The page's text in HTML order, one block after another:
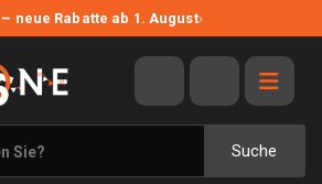
neue Rabatte ab 1. August›
Suche